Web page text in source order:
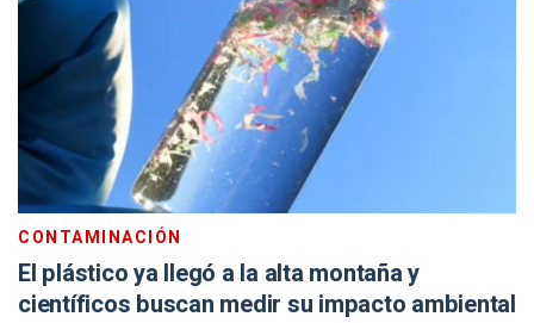
CONTAMINACIÓN
El plástico ya llegó a la alta montaña y
científicos buscan medir su impacto ambiental